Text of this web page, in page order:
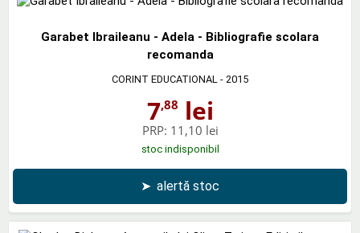
Garabet Ibraileanu - Adela - Bibliografie scolara
recomanda
CORINT EDUCATIONAL - 2015
7,88 lei
PRP: 11,10 lei
stoc indisponibil
➤ alertă stoc